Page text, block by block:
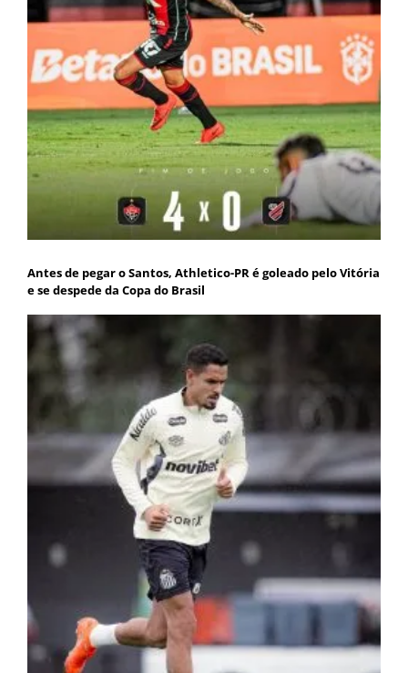
Antes de pegar o Santos, Athletico-PR é goleado pelo Vitória
e se despede da Copa do Brasil